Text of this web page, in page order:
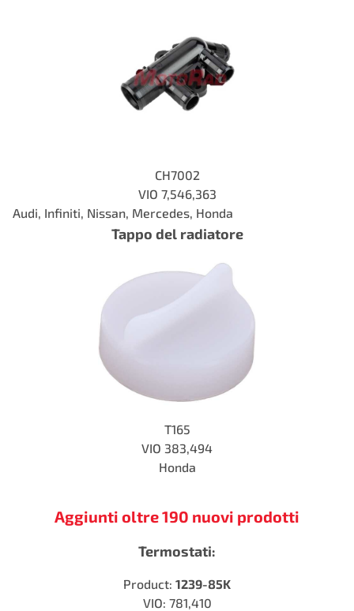
CH7002
VIO 7,546,363
Audi, Infiniti, Nissan, Mercedes, Honda
Tappo del radiatore
T165
VIO 383,494
Honda
Aggiunti oltre 190 nuovi prodotti
Termostati:
Product: 1239-85K
VIO: 781,410